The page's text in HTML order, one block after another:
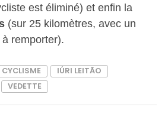
est éliminé) et enfin la
(sur 25 kilomètres, avec un
remporter).
CYCLISME
IÚRI LEITÃO
VEDETTE